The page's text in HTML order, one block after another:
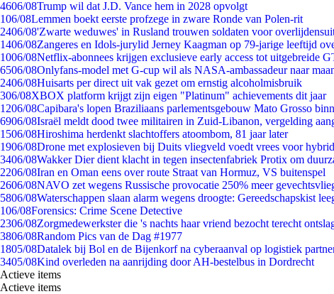
4606/08Trump wil dat J.D. Vance hem in 2028 opvolgt
106/08Lemmen boekt eerste profzege in zware Ronde van Polen-rit
2406/08'Zwarte weduwes' in Rusland trouwen soldaten voor
1406/08Zangeres en Idols-jurylid Jerney Kaagman op 79-jarige leeftijd
1006/08Netflix-abonnees krijgen exclusieve early access tot uitgebreide
6506/08Onlyfans-model met G-cup wil als NASA-ambassadeur naar
2406/08Huisarts per direct uit vak gezet om ernstig alcoholmisbruik
306/08XBOX platform krijgt zijn eigen "Platinum" achievements dit jaar
1206/08Capibara's lopen Braziliaans parlementsgebouw Mato Grosso
6906/08Israël meldt dood twee militairen in Zuid-Libanon, vergelding
1506/08Hiroshima herdenkt slachtoffers atoombom, 81 jaar later
1906/08Drone met explosieven bij Duits vliegveld voedt vrees voor
3406/08Wakker Dier dient klacht in tegen insectenfabriek Protix om
2206/08Iran en Oman eens over route Straat van Hormuz, VS buitenspel
2606/08NAVO zet wegens Russische provocatie 250% meer
5806/08Waterschappen slaan alarm wegens droogte: Gereedschapskist
106/08Forensics: Crime Scene Detective
2306/08Zorgmedewerkster die 's nachts haar vriend bezocht terecht
3806/08Random Pics van de Dag #1977
1805/08Datalek bij Bol en de Bijenkorf na cyberaanval op logistiek
3405/08Kind overleden na aanrijding door AH-bestelbus in Dordrecht
Actieve items
Actieve items